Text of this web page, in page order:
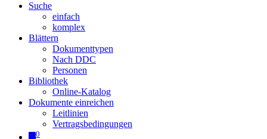
Suche
einfach
komplex
Blättern
Dokumenttypen
Nach DDC
Personen
Bibliothek
Online-Katalog
Dokumente einreichen
Leitlinien
Vertragsbedingungen
0